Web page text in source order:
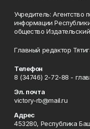
Учредитель:
информации
общество
Главный редактор
Телефон
8 (34746) 2-72-88 -
Эл. почта
victory-rb@mail.ru
Адрес
453280, Республика